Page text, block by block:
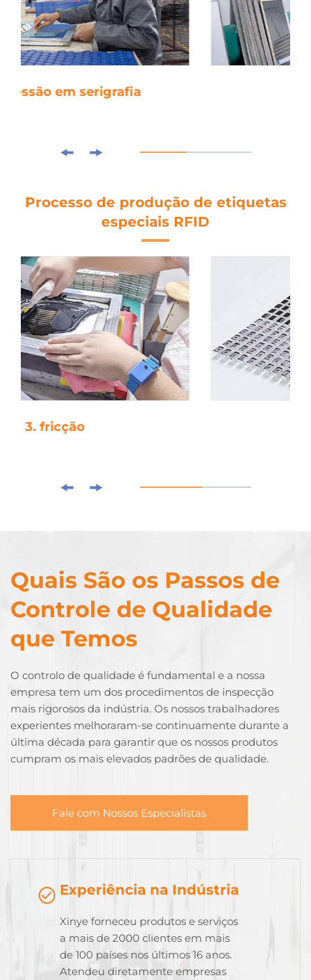
4. laminagem
Processo de produção de etiquetas
especiais RFID
Quais São os Passos de
Controle de Qualidade
que Temos
O controlo de qualidade é fundamental e a nossa
empresa tem um dos procedimentos de inspecção
mais rigorosos da indústria. Os nossos trabalhadores
experientes melhoraram-se continuamente durante a
última década para garantir que os nossos produtos
cumpram os mais elevados padrões de qualidade.
Fale com Nossos Especialistas
Experiência na Indústria
Xinye forneceu produtos e serviços
a mais de 2000 clientes em mais
de 100 países nos últimos 16 anos.
Atendeu diretamente empresas